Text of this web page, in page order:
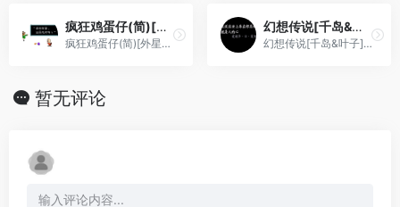
疯狂鸡蛋仔(简)[外星科技](CN)[ETC](3Mb)
疯狂鸡蛋仔(简)[外星科技](CN)[ETC](3Mb)
幻想传说[千岛&叶子](简)(JP)(66.62Mb)
幻想传说[千岛&叶子](简)(JP)(66.62Mb)
暂无评论